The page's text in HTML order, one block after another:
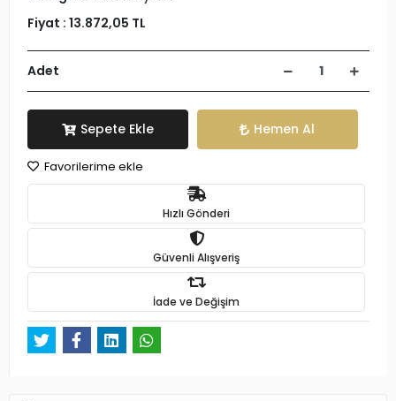
Fiyat : 13.872,05 TL
Adet
Sepete Ekle Hemen Al
Favorilerime ekle
Hızlı Gönderi
Güvenli Alışveriş
İade ve Değişim